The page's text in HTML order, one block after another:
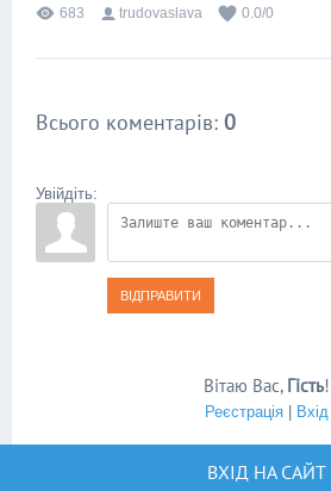
683 trudovaslava 0.0/0
Всього коментарів: 0
Увійдіть:
ВІДПРАВИТИ
Вітаю Вас, Гість!
Реєстрація Вхід
ВХІД НА САЙТ